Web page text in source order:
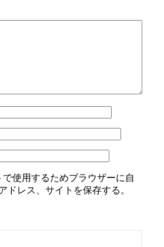
使用するためブラウザーに自
ドレス、サイトを保存する。